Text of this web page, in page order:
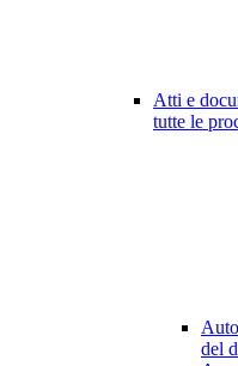
Atti e
tutte le
del